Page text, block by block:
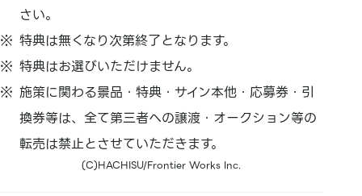
さい。
特典は無くなり次第終了となります。
特典はお選びいただけません。
施策に関わる景品・特典・サイン本他・応募券・引
換券等は、全て第三者への譲渡・オークション等の
転売は禁止とさせていただきます。
(C)HACHISU/Frontier Works Inc.